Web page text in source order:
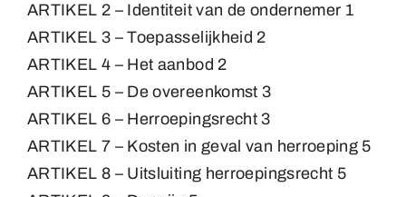
ARTIKEL 2 – Identiteit van de ondernemer 1
ARTIKEL 3 – Toepasselijkheid 2
ARTIKEL 4 – Het aanbod 2
ARTIKEL 5 – De overeenkomst 3
ARTIKEL 6 – Herroepingsrecht 3
ARTIKEL 7 – Kosten in geval van herroeping 5
ARTIKEL 8 – Uitsluiting herroepingsrecht 5